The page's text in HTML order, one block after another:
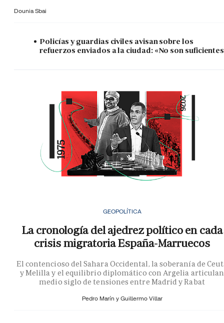
Dounia Sbai
Policías y guardias civiles avisan sobre los
refuerzos enviados a la ciudad: «No son
GEOPOLÍTICA
La cronología del ajedrez político en cada
crisis migratoria España-Marruecos
El contencioso del Sahara Occidental, la soberanía de
y Melilla y el equilibrio diplomático con Argelia articulan
medio siglo de tensiones entre Madrid y Rabat
Pedro Marín y Guillermo Villar